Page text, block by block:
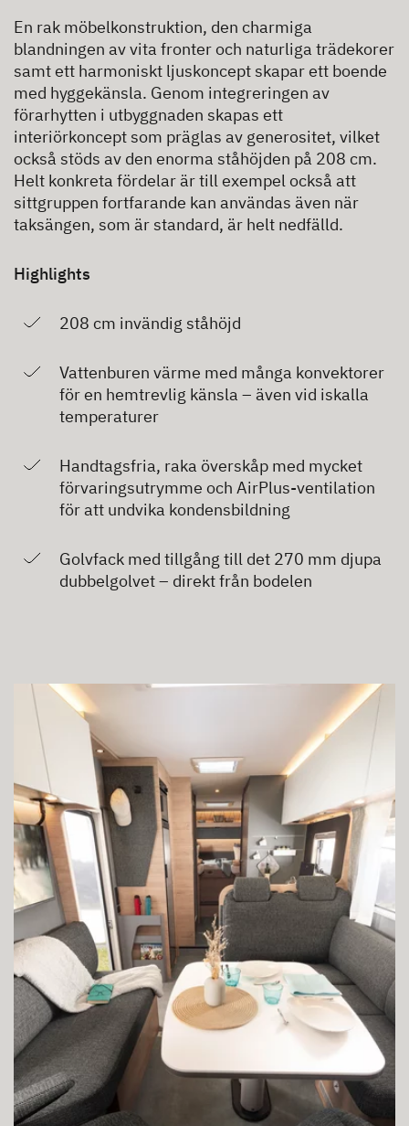
En rak möbelkonstruktion, den charmiga
blandningen av vita fronter och naturliga trädekorer
samt ett harmoniskt ljuskoncept skapar ett boende
med hyggekänsla. Genom integreringen av
förarhytten i utbyggnaden skapas ett
interiörkoncept som präglas av generositet, vilket
också stöds av den enorma ståhöjden på 208 cm.
Helt konkreta fördelar är till exempel också att
sittgruppen fortfarande kan användas även när
taksängen, som är standard, är helt nedfälld.
Highlights
208 cm invändig ståhöjd
Vattenburen värme med många konvektorer
för en hemtrevlig känsla – även vid iskalla
temperaturer
Handtagsfria, raka överskåp med mycket
förvaringsutrymme och AirPlus-ventilation
för att undvika kondensbildning
Golvfack med tillgång till det 270 mm djupa
dubbelgolvet – direkt från bodelen